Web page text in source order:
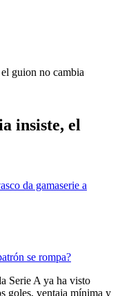
guion no cambia
insiste, el
da gamaserie a
se rompa?
Serie A ya ha visto
goles, ventaja mínima y